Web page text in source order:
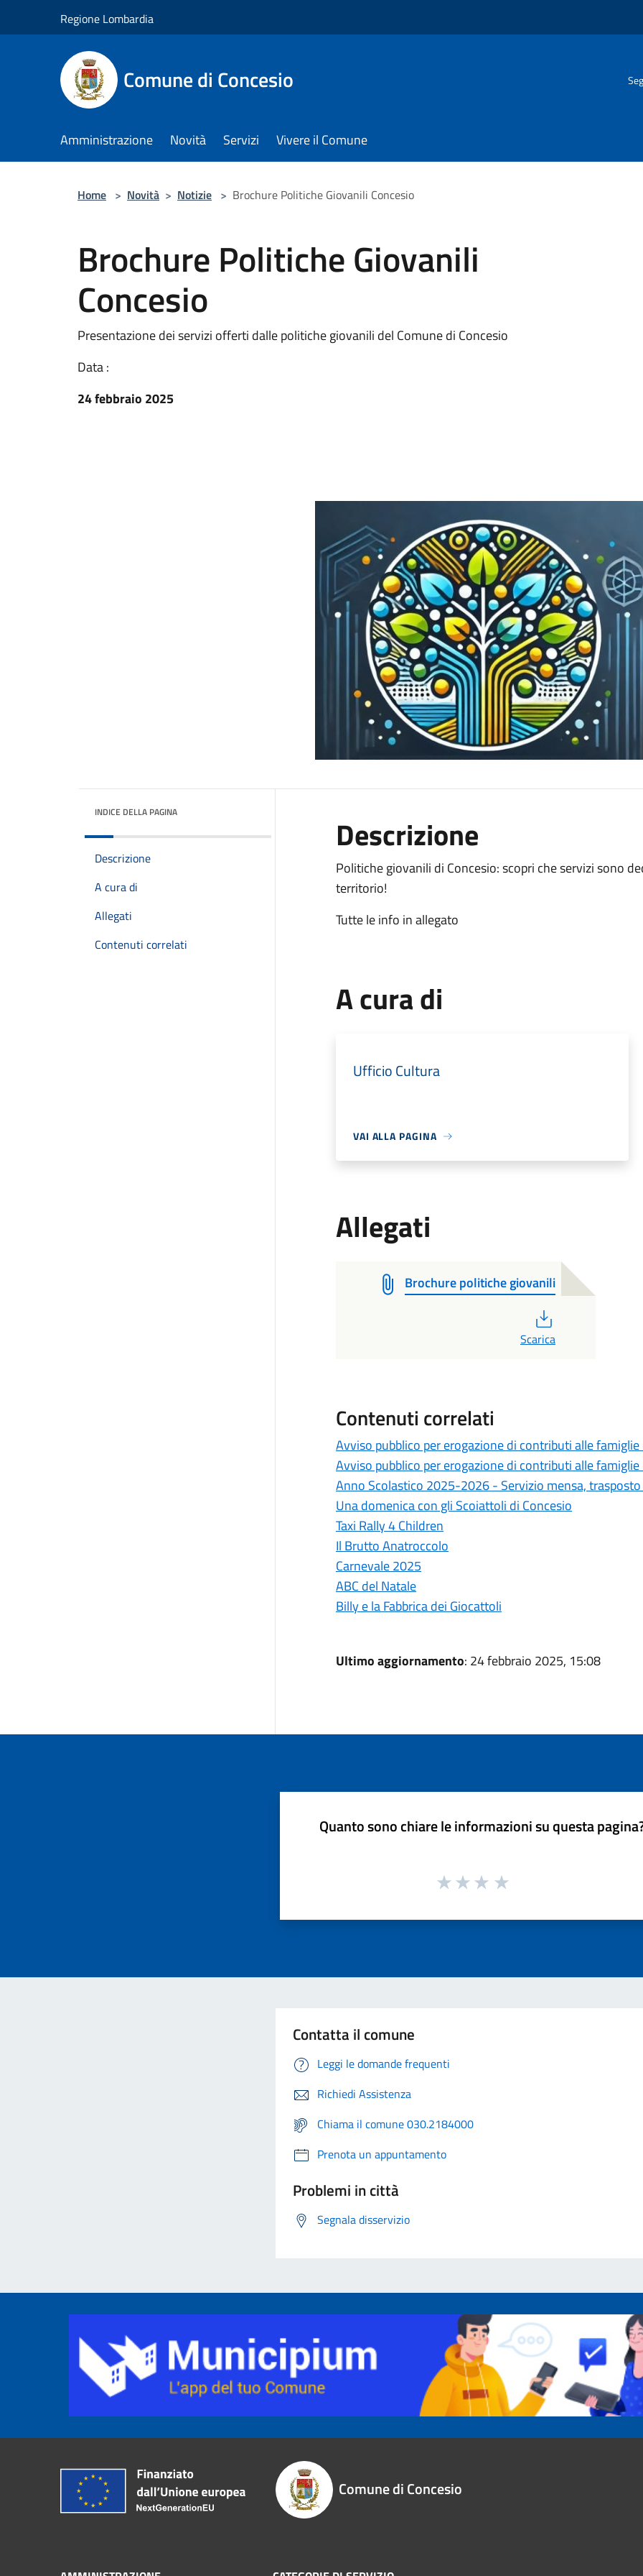
Regione Lombardia
Comune di Concesio
Amministrazione Novità Servizi Vivere il Comune
Home > Novità > Notizie > Brochure Politiche Giovanili Concesio
Brochure Politiche Giovanili
Concesio
Presentazione dei servizi offerti dalle politiche giovanili del Comune di Concesio
Data :
24 febbraio 2025
INDICE DELLA PAGINA
Descrizione
A cura di
Allegati
Contenuti correlati
Descrizione
Politiche giovanili di Concesio: scopri che servizi sono
territorio!
Tutte le info in allegato
A cura di
Ufficio Cultura
VAI ALLA PAGINA
Allegati
Brochure politiche giovanili
Scarica
Contenuti correlati
Avviso pubblico per erogazione di contributi alle
Avviso pubblico per erogazione di contributi alle
Anno Scolastico 2025-2026 - Servizio mensa,
Una domenica con gli Scoiattoli di Concesio
Taxi Rally 4 Children
Il Brutto Anatroccolo
Carnevale 2025
ABC del Natale
Billy e la Fabbrica dei Giocattoli
Ultimo aggiornamento: 24 febbraio 2025, 15:08
Quanto sono chiare le informazioni su questa
Contatta il comune
Leggi le domande frequenti
Richiedi Assistenza
Chiama il comune 030.2184000
Prenota un appuntamento
Problemi in città
Segnala disservizio
Comune di Concesio